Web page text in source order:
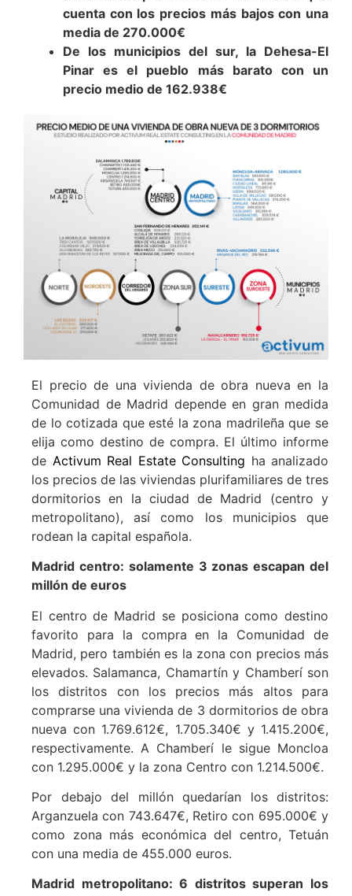
cuenta con los precios más bajos con una
media de 270.000€
De los municipios del sur, la Dehesa-El
Pinar es el pueblo más barato con un
precio medio de 162.938€
El precio de una vivienda de obra nueva en la
Comunidad de Madrid depende en gran medida
de lo cotizada que esté la zona madrileña que se
elija como destino de compra. El último informe
de Activum Real Estate Consulting ha analizado
los precios de las viviendas plurifamiliares de tres
dormitorios en la ciudad de Madrid (centro y
metropolitano), así como los municipios que
rodean la capital española.
Madrid centro: solamente 3 zonas escapan del
millón de euros
El centro de Madrid se posiciona como destino
favorito para la compra en la Comunidad de
Madrid, pero también es la zona con precios más
elevados. Salamanca, Chamartín y Chamberí son
los distritos con los precios más altos para
comprarse una vivienda de 3 dormitorios de obra
nueva con 1.769.612€, 1.705.340€ y 1.415.200€,
respectivamente. A Chamberí le sigue Moncloa
con 1.295.000€ y la zona Centro con 1.214.500€.
Por debajo del millón quedarían los distritos:
Arganzuela con 743.647€, Retiro con 695.000€ y
como zona más económica del centro, Tetuán
con una media de 455.000 euros.
Madrid metropolitano: 6 distritos superan los